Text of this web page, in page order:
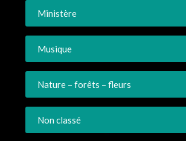
Ministère
Musique
Nature – forêts – fleurs
Non classé